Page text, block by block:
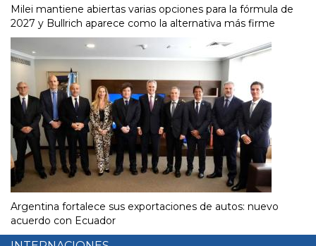
Milei mantiene abiertas varias opciones para la fórmula de
2027 y Bullrich aparece como la alternativa más firme
Argentina fortalece sus exportaciones de autos: nuevo
acuerdo con Ecuador